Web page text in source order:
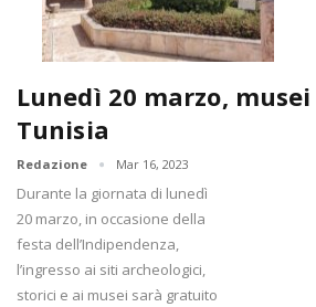
Lunedì 20 marzo,
Tunisia
Redazione Mar 16, 2023
Durante la giornata di lunedì
20 marzo, in occasione della
festa dell’Indipendenza,
l’ingresso ai siti archeologici,
storici e ai musei sarà gratuito